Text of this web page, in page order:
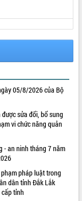
05/8/2026 của Bộ
sửa đổi, bổ sung
vi chức năng quản
- an ninh tháng 7 năm
pháp luật trong
dân tỉnh Đắk Lắk
tỉnh